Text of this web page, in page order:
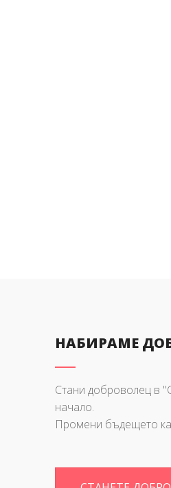
НАБИРАМЕ
Стани доброволец в
начало.
Промени бъдещето